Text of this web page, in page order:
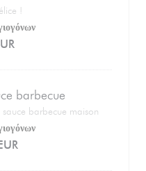
!
barbecue
barbecue maison